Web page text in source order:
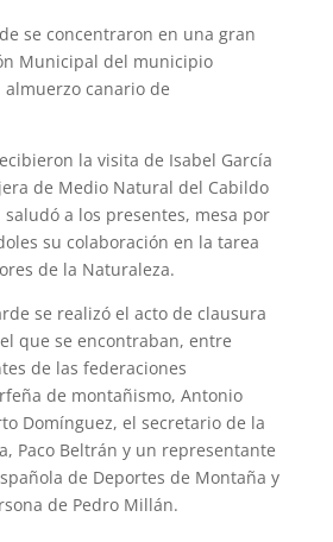
se concentraron en una gran
Municipal del municipio
canario de
la visita de Isabel García
de Medio Natural del Cabildo
a los presentes, mesa por
su colaboración en la tarea
de la Naturaleza.
se realizó el acto de clausura
que se encontraban, entre
de las federaciones
de montañismo, Antonio
Domínguez, el secretario de la
Paco Beltrán y un representante
de Deportes de Montaña y
de Pedro Millán.